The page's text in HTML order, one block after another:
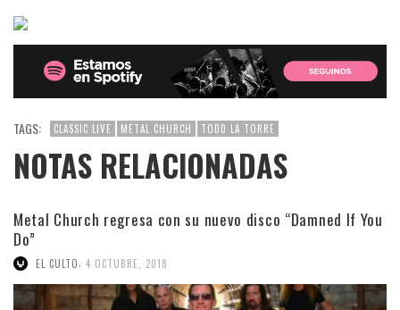
TAGS: CLASSIC LIVE METAL CHURCH TODD LA TORRE
NOTAS RELACIONADAS
Metal Church regresa con su nuevo disco “Damned If You
Do”
EL CULTO, 4 OCTUBRE, 2018